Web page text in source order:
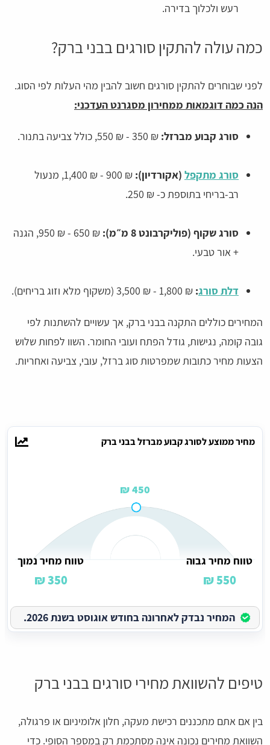
רעש ולכלוך בדירה.
כמה עולה להתקין סורגים בבני ברק?
לפני שבוחרים להתקין סורגים חשוב להבין מהי העלות לפי הסוג.
הנה כמה דוגמאות ממחירון מסגרנט העדכני:
סורג קבוע מברזל: ₪ 350 - ₪ 550, כולל צביעה בתנור.
סורג מתקפל (אקורדיון):
₪ 900 - ₪ 1,400, מנעול
רב-בריחי בתוספת כ- ₪ 250.
סורג שקוף (פוליקרבונט 8 מ״מ):
₪ 650 - ₪ 950, הגנה
+ אור טבעי.
דלת סורג: ₪ 1,800 - ₪ 3,500 (משקוף מלא וזוג בריחים).
המחירים כוללים התקנה בבני ברק, אך עשויים להשתנות לפי
גובה קומה, נגישות, גודל הפתח ועובי החומר. השוו לפחות שלוש
הצעות מחיר כתובות שמפרטות סוג ברזל, עובי, צביעה ואחריות.
מחיר ממוצע לסורג קבוע מברזל בבני ברק
450 ₪
טווח מחיר גבוה
550 ₪
טווח מחיר נמוך
350 ₪
המחיר נבדק לאחרונה בחודש אוגוסט בשנת 2026.
טיפים להשוואת מחירי סורגים בבני ברק
בין אם אתם מתכננים רכישת מעקה, חלון אלומיניום או פרגולה,
השוואת מחירים נכונה אינה מסתכמת רק במספר הסופי. כדי